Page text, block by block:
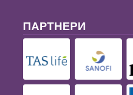
ПАРТНЕРИ